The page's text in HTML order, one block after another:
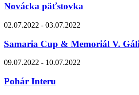
Novácka päťstovka
02.07.2022 - 03.07.2022
Samaria Cup & Memoriál V.
09.07.2022 - 10.07.2022
Pohár Interu